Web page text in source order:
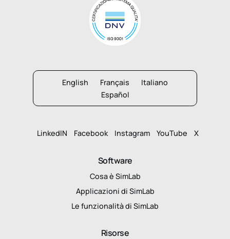
English Français
Italiano
Español
LinkedIN Facebook Instagram YouTube X
Software
Cosa è SimLab
Applicazioni di SimLab
Le funzionalità di SimLab
Risorse